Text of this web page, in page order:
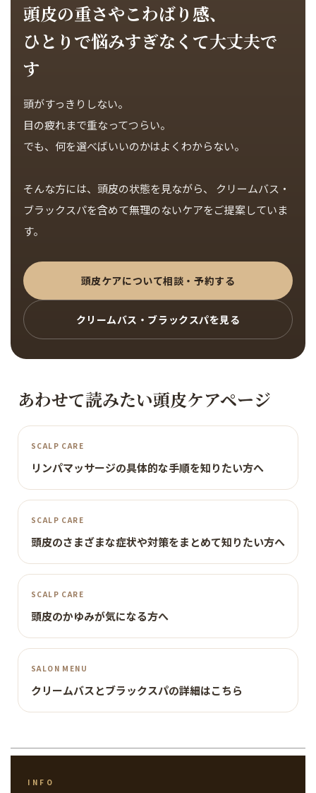
頭皮の重さやこわばり感、
ひとりで悩みすぎなくて大丈夫で
す
頭がすっきりしない。
目の疲れまで重なってつらい。
でも、何を選べばいいのかはよくわからない。
そんな方には、頭皮の状態を見ながら、 クリームバス・
ブラックスパを含めて無理のないケアをご提案していま
す。
頭皮ケアについて相談・予約する
クリームバス・ブラックスパを見る
あわせて読みたい頭皮ケアページ
SCALP CARE
リンパマッサージの具体的な手順を知りたい方へ
SCALP CARE
頭皮のさまざまな症状や対策をまとめて知りたい方へ
SCALP CARE
頭皮のかゆみが気になる方へ
SALON MENU
クリームバスとブラックスパの詳細はこちら
INFO